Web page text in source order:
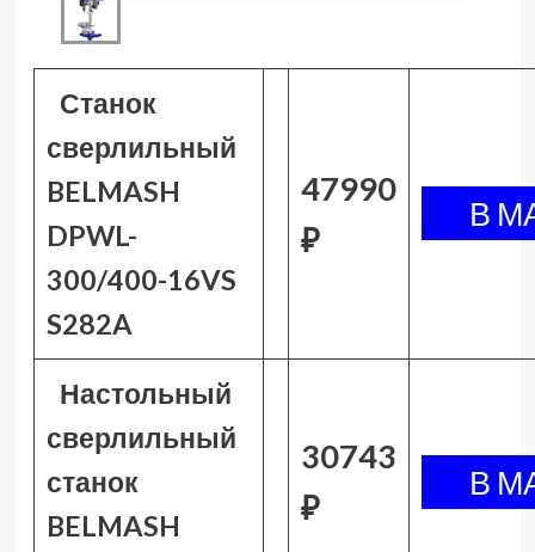
Станок
сверлильный
BELMASH
DPWL-
300/400-16VS
S282A
47990
₽
Настольный
сверлильный
станок
BELMASH
30743
₽